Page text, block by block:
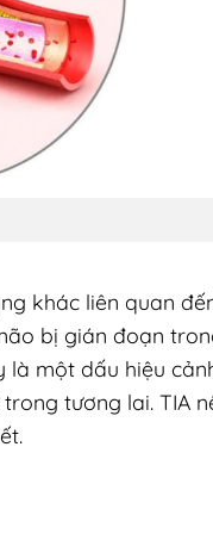
khác liên quan
bị gián đoạn
là một dấu hiệu
tương lai. TIA